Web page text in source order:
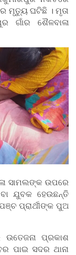
ମୃତ୍ୟୁ ଘଟିଛି । ମୃତା
ଗାଁର ଶୈଳବାଳା
ସାମଲଙ୍କ ଉପରେ
ଯୁବକ ହେଉଛନ୍ତି
ପ୍ରାର୍ଥୀଙ୍କ ପୁଅ
ଉତେଜନା ପ୍ରକାଶ
ପାଇ ସଦର ଥାନା